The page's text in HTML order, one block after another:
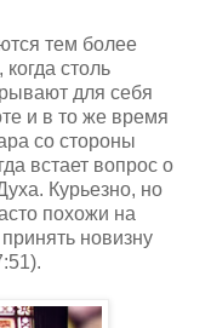
тем более
столь
для себя
и в то же время
со стороны
встает вопрос о
Курьезно, но
похожи на
новизну